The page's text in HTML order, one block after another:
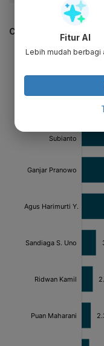
CEK JUGA DATA INI
Fitur AI
Lebih mudah berbagi